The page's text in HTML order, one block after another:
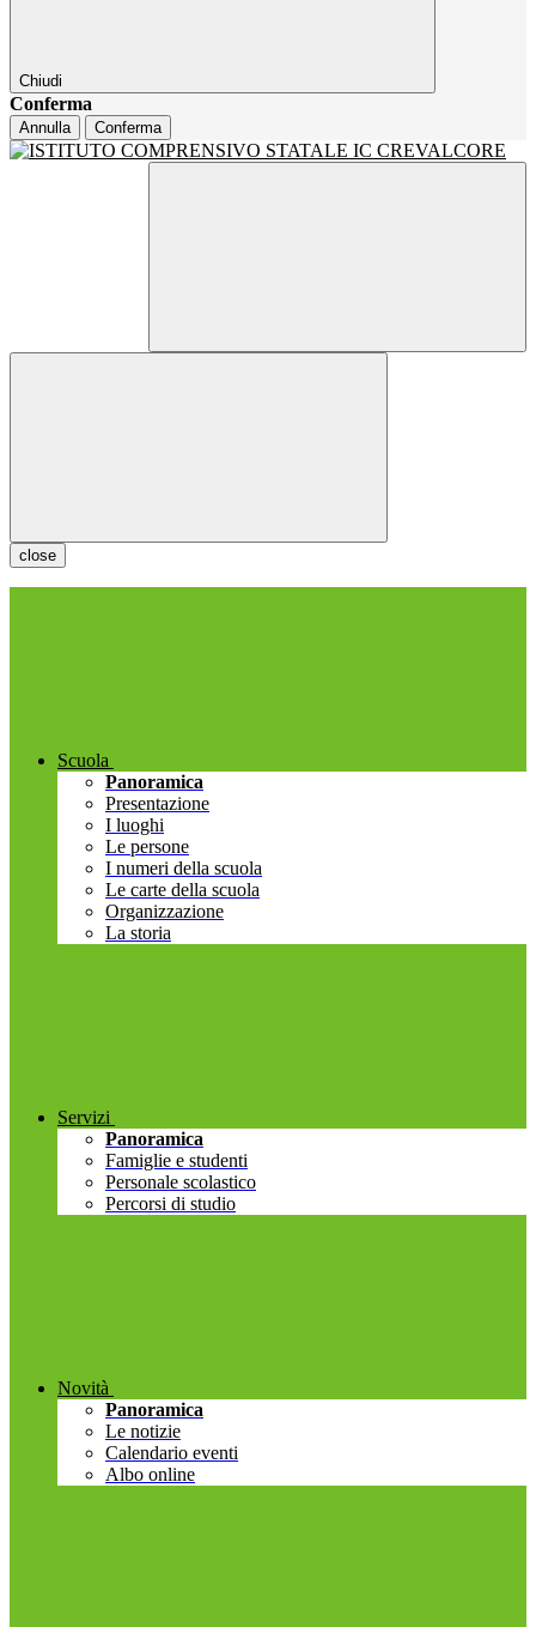
Chiudi
Conferma
Annulla Conferma
close
Scuola
Panoramica
Presentazione
I luoghi
Le persone
I numeri della scuola
Le carte della scuola
Organizzazione
La storia
Servizi
Panoramica
Famiglie e studenti
Personale scolastico
Percorsi di studio
Novità
Panoramica
Le notizie
Calendario eventi
Albo online